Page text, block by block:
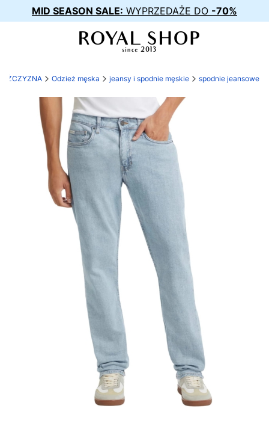
MID SEASON SALE: WYPRZEDAŻE DO -70%
Odzież męska jeansy i spodnie męskie spodnie jeansowe